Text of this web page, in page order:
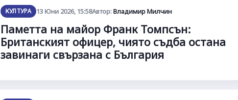
КУЛТУРА 13 Юни 2026, 15:58Автор:Владимир Милчин
Паметта на майор Франк Томпсън:
Британският офицер, чиято съдба остана
завинаги свързана с България